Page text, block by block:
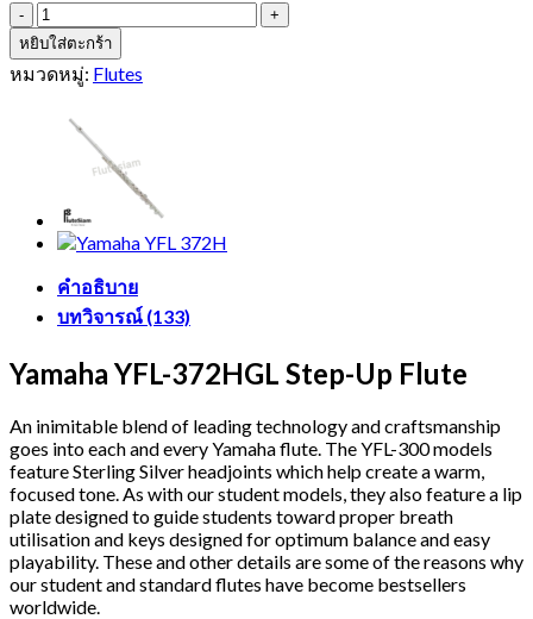
จำนวน
Yamaha
YFL-
372HGL
หยิบใส่ตะกร้า
หมวดหมู่: Flutes
คำอธิบาย
บทวิจารณ์ (133)
Yamaha YFL-372HGL Step-Up Flute
An inimitable blend of leading technology and craftsmanship
goes into each and every Yamaha flute. The YFL-300 models
feature Sterling Silver headjoints which help create a warm,
focused tone. As with our student models, they also feature a lip
plate designed to guide students toward proper breath
utilisation and keys designed for optimum balance and easy
playability. These and other details are some of the reasons why
our student and standard flutes have become bestsellers
worldwide.